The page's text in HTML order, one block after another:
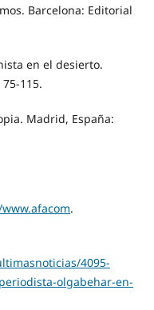
Barcelona: Editorial
en el desierto.
115.
Madrid, España:
.
4095-
olgabehar-en-